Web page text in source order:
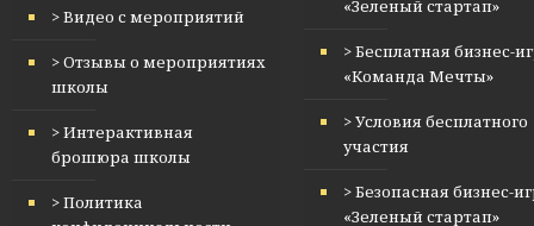
> Видео с мероприятий
> Отзывы о мероприятиях
школы
> Интерактивная
брошюра школы
> Политика
«Зеленый стартап»
> Бесплатная бизнес-
«Команда Мечты»
> Условия бесплатного
участия
> Безопасная бизнес-
«Зеленый стартап»